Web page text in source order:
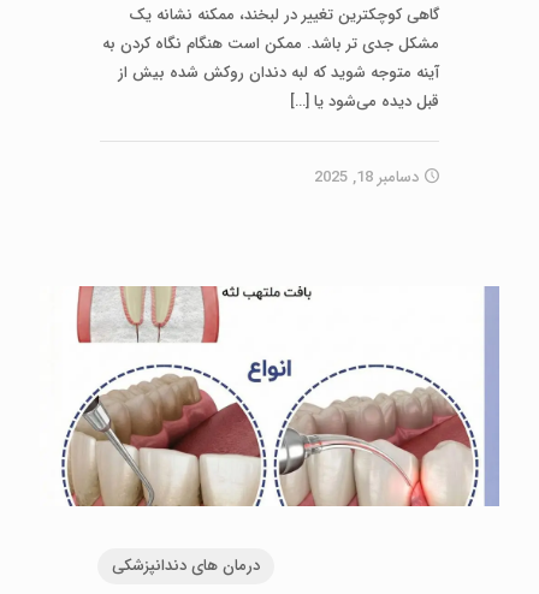
گاهی کوچکترین تغییر در لبخند، ممکنه نشانه یک
مشکل جدی‌ تر باشد. ممکن است هنگام نگاه کردن به
آینه متوجه شوید که لبه دندان روکش‌ شده بیش از
قبل دیده می‌شود یا […]
دسامبر 18, 2025
درمان های دندانپزشکی